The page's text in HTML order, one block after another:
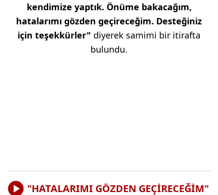
kendimize yaptık. Önüme bakacağım,
hatalarımı gözden geçireceğim. Desteğiniz
için teşekkürler" diyerek samimi bir itirafta
bulundu.
"HATALARIMI GÖZDEN GEÇİRECEĞİM"